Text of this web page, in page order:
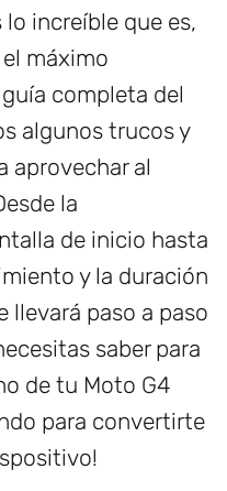
increíble que es,
máximo
completa del
algunos trucos y
aprovechar al
la
de inicio hasta
y la duración
llevará paso a paso
saber para
de tu Moto G4
para convertirte